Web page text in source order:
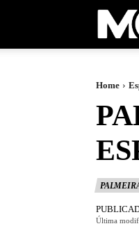
Home
Última